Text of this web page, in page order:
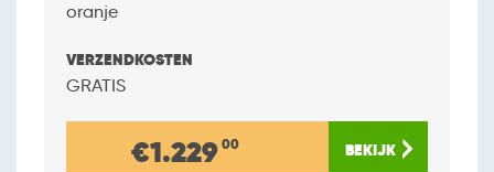
oranje
GRATIS
€1.22900